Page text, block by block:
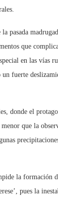
pasada
que
en las vías
fuerte
donde el
que la
la formación
pues la